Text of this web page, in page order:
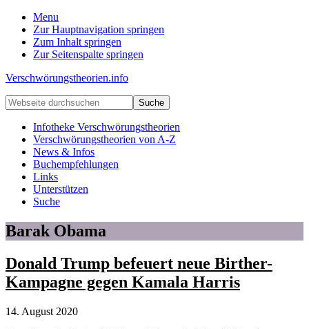
Menu
Zur Hauptnavigation springen
Zum Inhalt springen
Zur Seitenspalte springen
Verschwörungstheorien.info
Beiträge
zu
Merkmalen,
Funktionen
Risiken
konspirationistischen
Denkens
Webseite
durchsuchen
Infotheke Verschwörungstheorien
Verschwörungstheorien von A-Z
News & Infos
Buchempfehlungen
Links
Unterstützen
Suche
Barak Obama
Donald Trump befeuert neue Birther-
Kampagne gegen Kamala Harris
14. August 2020